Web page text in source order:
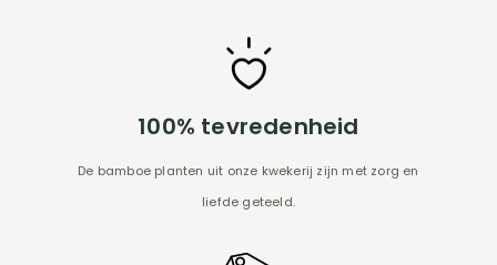
100% tevredenheid
De bamboe planten uit onze kwekerij zijn met zorg en
liefde geteeld.